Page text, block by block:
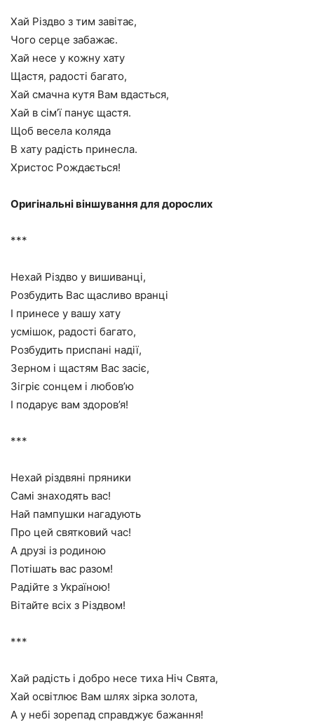
Хай Різдво з тим завітає,
Чого серце забажає.
Хай несе у кожну хату
Щастя, радості багато,
Хай смачна кутя Вам вдасться,
Хай в сім’ї панує щастя.
Щоб весела коляда
В хату радість принесла.
Христос Рождається!
Оригінальні віншування для дорослих
***
Нехай Різдво у вишиванці,
Розбудить Вас щасливо вранці
І принесе у вашу хату
усмішок, радості багато,
Розбудить приспані надії,
Зерном і щастям Вас засіє,
Зігріє сонцем і любов’ю
І подарує вам здоров’я!
***
Нехай різдвяні пряники
Самі знаходять вас!
Най пампушки нагадують
Про цей святковий час!
А друзі із родиною
Потішать вас разом!
Радійте з Україною!
Вітайте всіх з Різдвом!
***
Хай радість і добро несе тиха Ніч Свята,
Хай освітлює Вам шлях зірка золота,
А у небі зорепад справджує бажання!